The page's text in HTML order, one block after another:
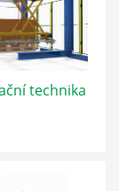
technika